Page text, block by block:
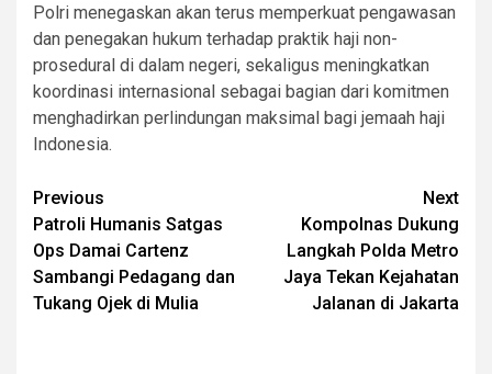
Polri menegaskan akan terus memperkuat pengawasan
dan penegakan hukum terhadap praktik haji non-
prosedural di dalam negeri, sekaligus meningkatkan
koordinasi internasional sebagai bagian dari komitmen
menghadirkan perlindungan maksimal bagi jemaah haji
Indonesia.
Post
navigation
Previous
Patroli Humanis Satgas
Ops Damai Cartenz
Sambangi Pedagang dan
Tukang Ojek di Mulia
Next
Kompolnas Dukung
Langkah Polda Metro
Jaya Tekan Kejahatan
Jalanan di Jakarta